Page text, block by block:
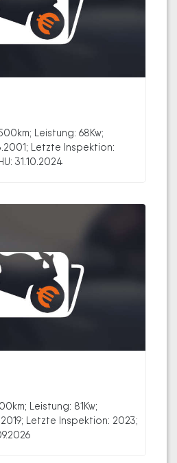
Leistung: 68Kw;
Letzte Inspektion:
31.10.2024
Leistung: 81Kw;
Letzte Inspektion: 2023;